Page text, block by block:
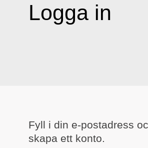
Logga in
Fyll i din e-postadress
skapa ett konto.